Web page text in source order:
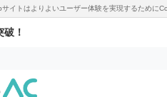
サイトはよりよいユーザー体験を実現するために
破！